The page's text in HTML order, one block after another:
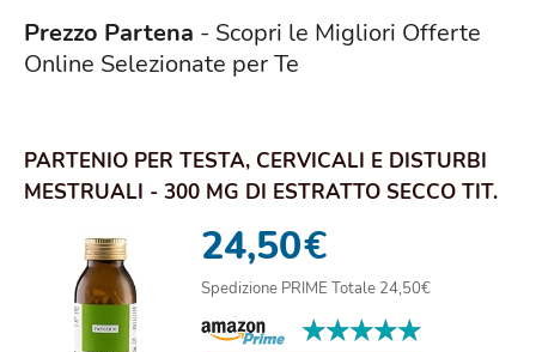
Prezzo Partena - Scopri le Migliori Offerte
Online Selezionate per Te
PARTENIO PER TESTA, CERVICALI E DISTURBI
MESTRUALI - 300 MG DI ESTRATTO SECCO TIT.
24,50€
Spedizione PRIME Totale 24,50€
★★★★★
★★★★★